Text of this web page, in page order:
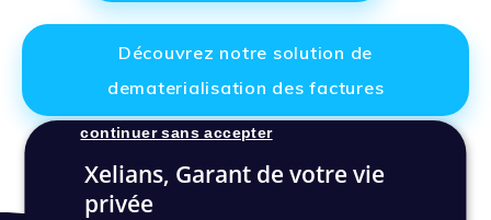
Découvrez notre solution de
dematerialisation des factures
Xelians, Garant de votre vie
privée
continuer sans accepter